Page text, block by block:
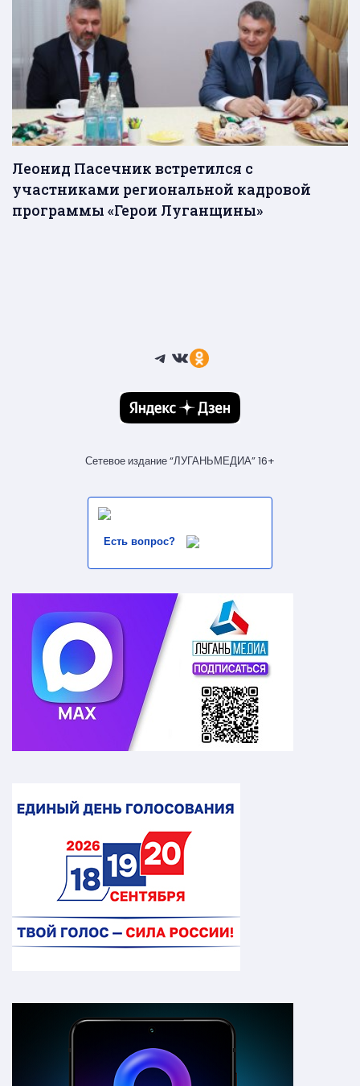
Леонид Пасечник встретился с
участниками региональной кадровой
программы «Герои Луганщины»
Telegram
ВКонтакте
Ссылка
Сетевое издание “ЛУГАНЬМЕДИА” 16+
Есть вопрос?